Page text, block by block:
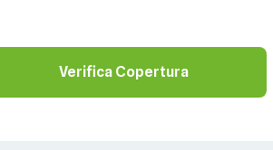
Verifica Copertura